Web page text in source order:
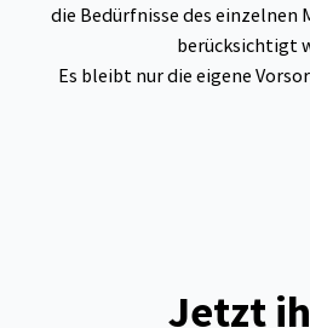
die Bedürfnisse des einzelnen
berücksichtigt
Es bleibt nur die eigene
Jetzt